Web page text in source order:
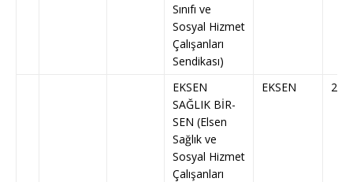
Sınıfı ve
Sosyal Hizmet
Çalışanları
Sendikası)
EKSEN
SAĞLIK BİR-
SEN (Elsen
Sağlık ve
Sosyal Hizmet
Çalışanları
EKSEN 216